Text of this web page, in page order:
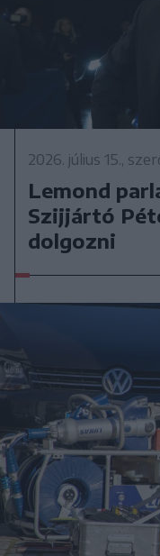
2026. július 15.,
Lemond
Szijjártó
dolgozni